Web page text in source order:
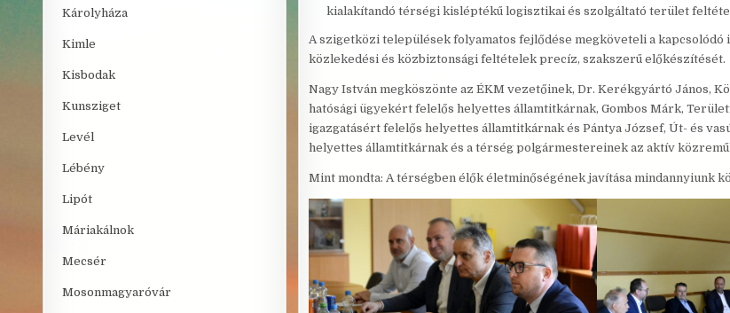
kialakítandó térségi kisléptékű logisztikai és szolgáltató terület
A szigetközi települések folyamatos fejlődése megköveteli a
közlekedési és közbiztonsági feltételek precíz, szakszerű előkészítését.
Nagy István megköszönte az ÉKM vezetőinek, Dr. Kerékgyártó János,
hatósági ügyekért felelős helyettes államtitkárnak, Gombos Márk,
igazgatásért felelős helyettes államtitkárnak és Pántya József, Út- és
helyettes államtitkárnak és a térség polgármestereinek az aktív
Mint mondta: A térségben élők életminőségének javítása mindannyiunk
Károlyháza
Kimle
Kisbodak
Kunsziget
Levél
Lébény
Lipót
Máriakálnok
Mecsér
Mosonmagyaróvár